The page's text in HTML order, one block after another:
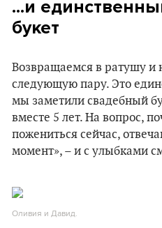
...и
букет
Возвращаемся в ратушу и
следующую пару. Это
мы заметили свадебный
вместе 5 лет. На вопрос,
пожениться сейчас,
момент», – и с улыбками
Оливия и Давид.